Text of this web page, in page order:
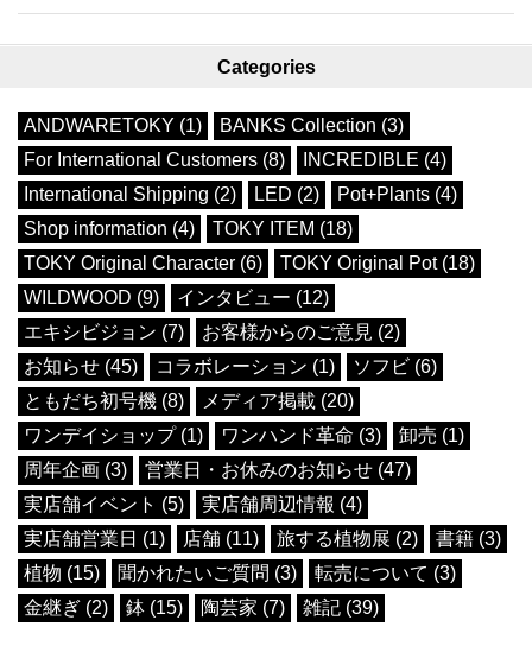
Categories
ANDWARETOKY (1)
BANKS Collection (3)
For International Customers (8)
INCREDIBLE (4)
International Shipping (2)
LED (2)
Pot+Plants (4)
Shop information (4)
TOKY ITEM (18)
TOKY Original Character (6)
TOKY Original Pot (18)
WILDWOOD (9)
インタビュー (12)
エキシビジョン (7)
お客様からのご意見 (2)
お知らせ (45)
コラボレーション (1)
ソフビ (6)
ともだち初号機 (8)
メディア掲載 (20)
ワンデイショップ (1)
ワンハンド革命 (3)
卸売 (1)
周年企画 (3)
営業日・お休みのお知らせ (47)
実店舗イベント (5)
実店舗周辺情報 (4)
実店舗営業日 (1)
店舗 (11) 旅する植物展 (2)
書籍 (3)
植物 (15)
聞かれたいご質問 (3)
転売について (3)
金継ぎ (2)
鉢 (15) 陶芸家 (7) 雑記 (39)